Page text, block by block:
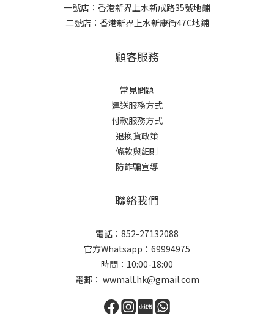
一號店：香港新界上水新成路35號地鋪
二號店：香港新界上水新康街47C地鋪
顧客服務
常見問題
運送服務方式
付款服務方式
退換貨政策
條款與細則
防詐騙宣導
聯絡我們
電話：852-27132088
官方Whatsapp：69994975
時間：10:00-18:00
電郵： wwmall.hk@gmail.com